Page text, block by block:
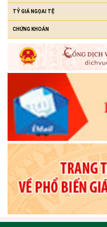
TỶ GIÁ NGỌAI TỆ
CHỨNG KHOÁN